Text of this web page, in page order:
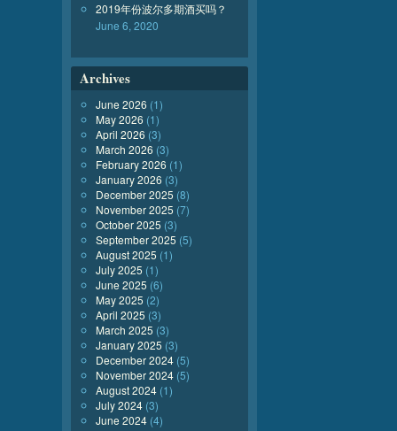
2019年份波尔多期酒买吗？
June 6, 2020
Archives
June 2026 (1)
May 2026 (1)
April 2026 (3)
March 2026 (3)
February 2026 (1)
January 2026 (3)
December 2025 (8)
November 2025 (7)
October 2025 (3)
September 2025 (5)
August 2025 (1)
July 2025 (1)
June 2025 (6)
May 2025 (2)
April 2025 (3)
March 2025 (3)
January 2025 (3)
December 2024 (5)
November 2024 (5)
August 2024 (1)
July 2024 (3)
June 2024 (4)